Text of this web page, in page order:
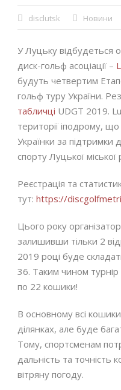
disclutsk Новини
У Луцьку відбудеться
диск-гольф асоціації –
будуть четвертим
гольф туру України.
табличці UDGT 2019.
території іподрому,
Українки за підтримки
спорту Луцької міської
Реєстрація та
тут: https://
Цього року
залишивши тільки 2
2019 році буде
36. Таким чином
по 22 кошики!
В основному всі
ділянках, але буде
Тому, спортсменам
дальність та точність
вітряну погоду.